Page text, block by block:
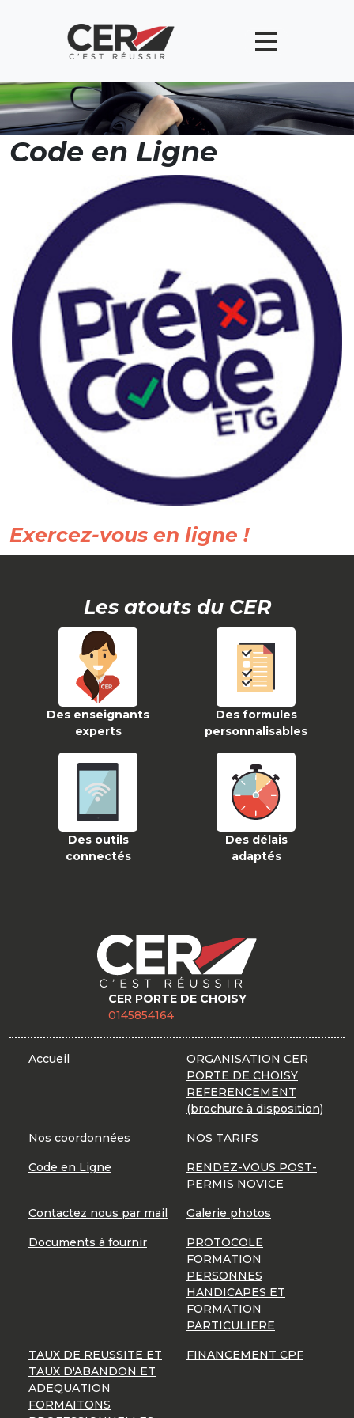
Code en Ligne
Exercez-vous en ligne !
Les atouts du CER
Des enseignants
experts
Des formules
personnalisables
Des outils
connectés
Des délais
adaptés
CER PORTE DE CHOISY
0145854164
Accueil
ORGANISATION CER
PORTE DE CHOISY
REFERENCEMENT
(brochure à disposition)
Nos coordonnées NOS TARIFS
Code en Ligne
RENDEZ-VOUS POST-
PERMIS NOVICE
Contactez nous par mail Galerie photos
Documents à fournir
PROTOCOLE
FORMATION
PERSONNES
HANDICAPES ET
FORMATION
PARTICULIERE
TAUX DE REUSSITE ET
TAUX D'ABANDON ET
ADEQUATION
FORMAITONS
FINANCEMENT CPF